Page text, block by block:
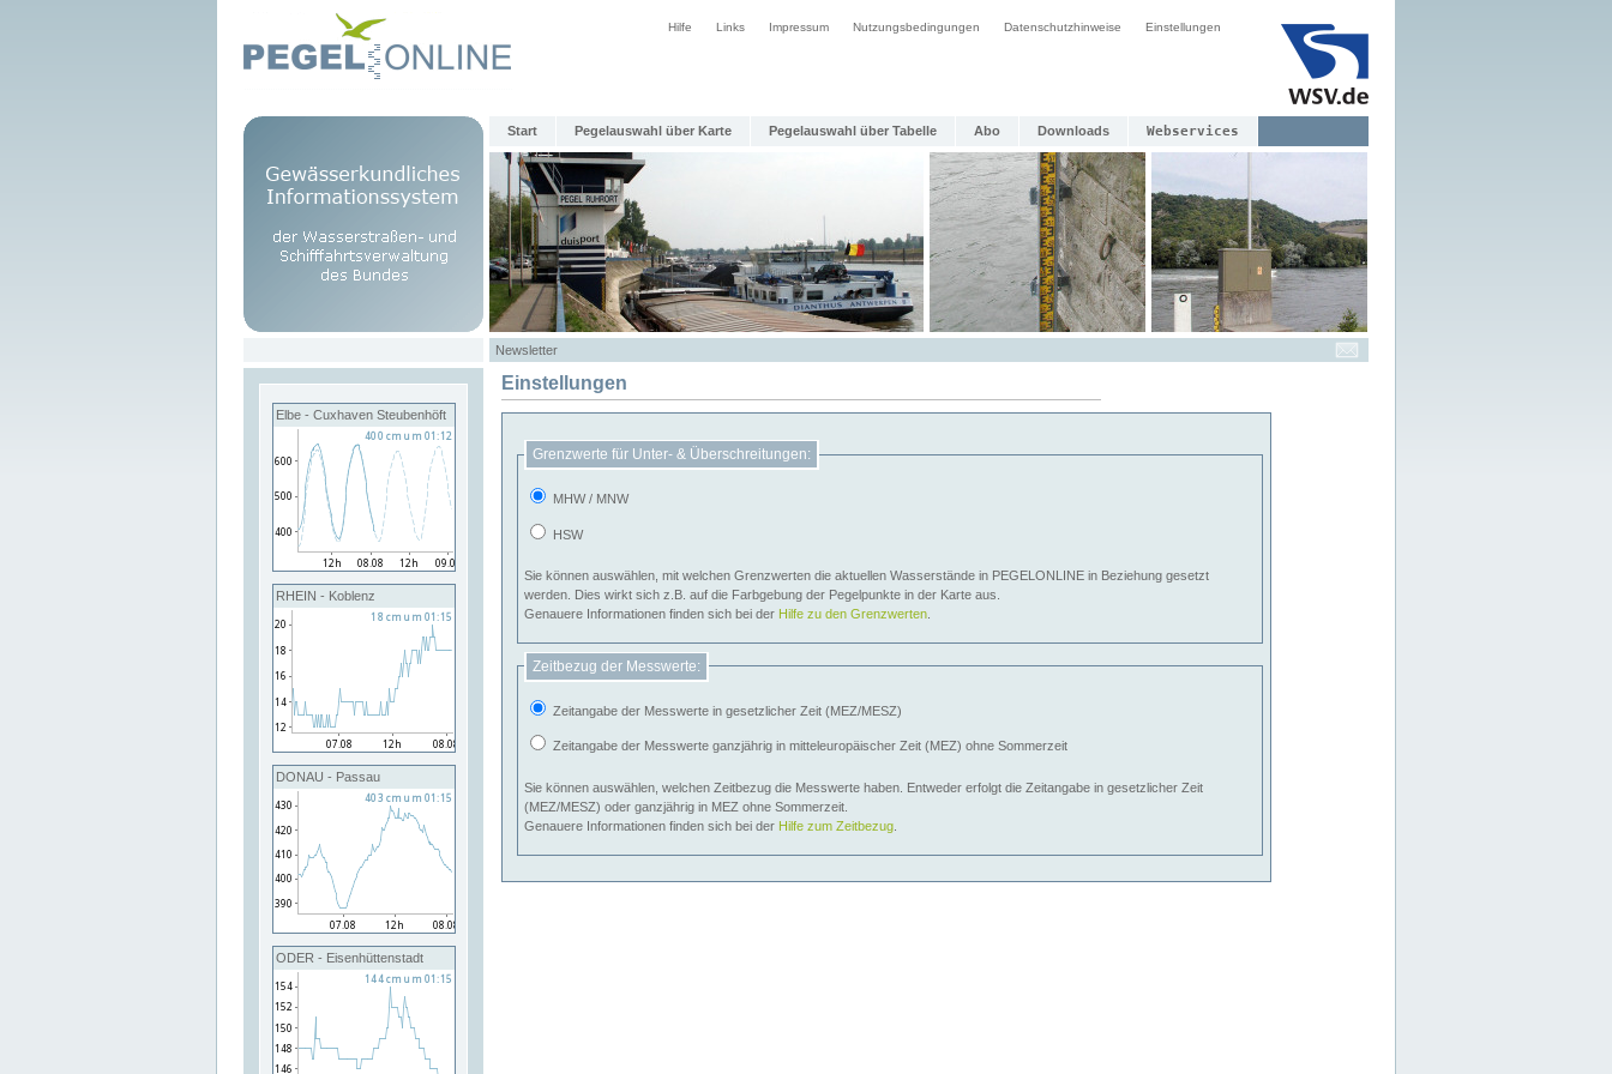
Hilfe Links Impressum Nutzungsbedingungen Datenschutzhinweise Einstellungen
Start Pegelauswahl über Karte Pegelauswahl über Tabelle Abo Downloads Webservices
Newsletter
Elbe - Cuxhaven Steubenhöft
RHEIN - Koblenz
DONAU - Passau
ODER - Eisenhüttenstadt
Einstellungen
Grenzwerte für Unter- & Überschreitungen:
MHW / MNW
HSW
Sie können auswählen, mit welchen Grenzwerten die aktuellen Wasserstände in PEGELONLINE in Beziehung gesetzt
werden. Dies wirkt sich z.B. auf die Farbgebung der Pegelpunkte in der Karte aus.
Genauere Informationen finden sich bei der Hilfe zu den Grenzwerten
Zeitbezug der Messwerte:
Zeitangabe der Messwerte in gesetzlicher Zeit (MEZ/MESZ)
Zeitangabe der Messwerte ganzjährig in mitteleuropäischer Zeit (MEZ) ohne Sommerzeit
Sie können auswählen, welchen Zeitbezug die Messwerte haben. Entweder erfolgt die Zeitangabe in gesetzlicher Zeit
(MEZ/MESZ) oder ganzjährig in MEZ ohne Sommerzeit.
Genauere Informationen finden sich bei der Hilfe zum Zeitbezug